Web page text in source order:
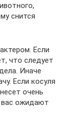
снится
Если
что следует
Иначе
Если косуля
очень
вас ожидают